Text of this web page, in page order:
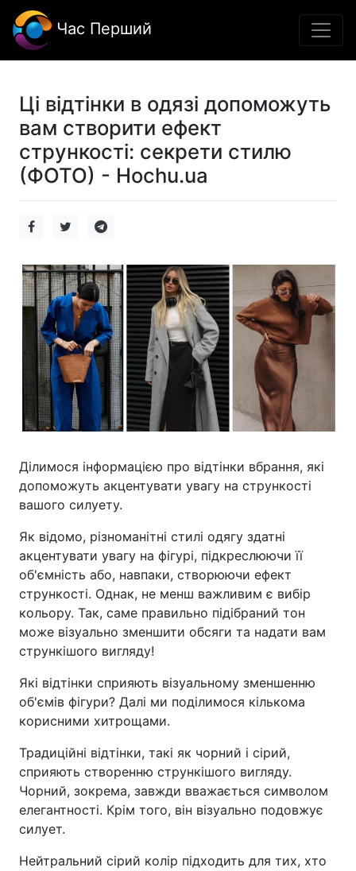
Час Перший
Ці відтінки в одязі допоможуть
вам створити ефект
стрункості: секрети стилю
(ФОТО) - Hochu.ua
Ділимося інформацією про відтінки вбрання, які
допоможуть акцентувати увагу на стрункості
вашого силуету.
Як відомо, різноманітні стилі одягу здатні
акцентувати увагу на фігурі, підкреслюючи її
об'ємність або, навпаки, створюючи ефект
стрункості. Однак, не менш важливим є вибір
кольору. Так, саме правильно підібраний тон
може візуально зменшити обсяги та надати вам
стрункішого вигляду!
Які відтінки сприяють візуальному зменшенню
об'ємів фігури? Далі ми поділимося кількома
корисними хитрощами.
Традиційні відтінки, такі як чорний і сірий,
сприяють створенню стрункішого вигляду.
Чорний, зокрема, завжди вважається символом
елегантності. Крім того, він візуально подовжує
силует.
Нейтральний сірий колір підходить для тих, хто